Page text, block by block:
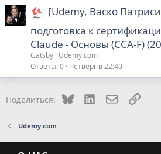
[Udemy, Васко
подготовка к
Claude - Основы (CCA-F)
Gatsby Udemy.com
Ответы 0 Четверг в 22:40
Поделиться: Bluesky LinkedIn
Udemy.com